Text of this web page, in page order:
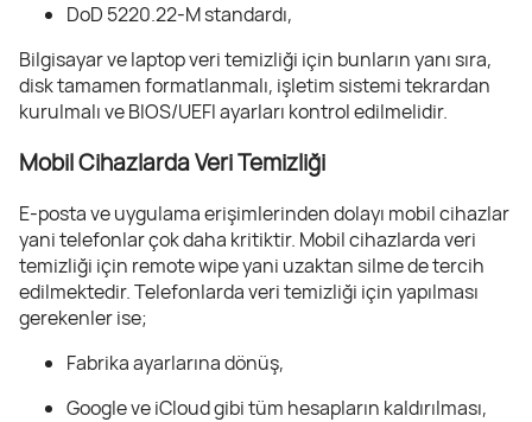
DoD 5220.22-M standardı,
Bilgisayar ve laptop veri temizliği için bunların yanı sıra,
disk tamamen formatlanmalı, işletim sistemi tekrardan
kurulmalı ve BIOS/UEFI ayarları kontrol edilmelidir.
Mobil Cihazlarda Veri Temizliği
E-posta ve uygulama erişimlerinden dolayı mobil cihazlar
yani telefonlar çok daha kritiktir. Mobil cihazlarda veri
temizliği için remote wipe yani uzaktan silme de tercih
edilmektedir. Telefonlarda veri temizliği için yapılması
gerekenler ise;
Fabrika ayarlarına dönüş,
Google ve iCloud gibi tüm hesapların kaldırılması,